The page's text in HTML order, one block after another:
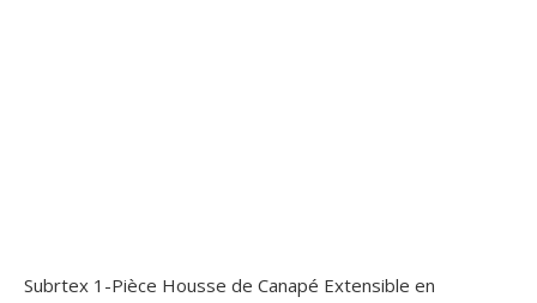
Subrtex 1-Pièce Housse de Canapé Extensible en